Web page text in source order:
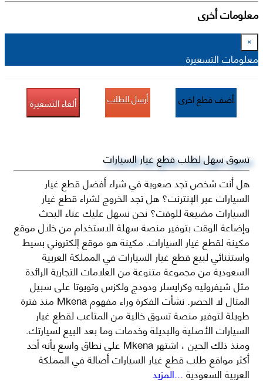
معلومات أخرى
×
معلومات التسعيرة
أضف قطع اخرى أرسل الطلب ألغاء التسعيرة
تسوق سهل لطلب قطع غيار السيارات
هل أنت شخص تجد صعوبة في شراء أفضل قطع غيار
السيارات عبر الإنترنت؟ هل تجد الخروج لشراء قطع غيار
السيارات مضيعة للوقت؟ نحن نسهل عليك عناء البحث
وإضاعة الوقت بتوفير منصة سهلة الاستخدام من خلال موقع
مكينة لقطع غيار السيارات. مكينة هو موقع إلكتروني بسيط
واستثنائي لبيع قطع غيار السيارات في المملكة العربية
السعودية من مجموعة متنوعة من العلامات التجارية الرائدة
مثل شيفروليه وكرايسلر ودودج ولكزس وتويوتا على سبيل
المثال لا الحصر. نشأت الفكرة وراء مفهوم Mkena منذ فترة
طويلة لتوفير منصة تسوق خالية من المتاعب لقطع غيار
السيارات الأصلية والبديلة وخدمات وما بعد البيع لسيارتك.
ومنذ ذلك الحين ، اشتهر Mkena على نطاق واسع بأنه أحد
أكثر مواقع طلب قطع غيار السيارات أصالة في المملكة
العربية السعودية...المزيد